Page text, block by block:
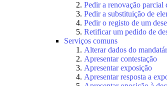
Pedir a renovação parcial
Pedir a substituição de
Pedir o registo de um
Retificar um pedido de
Serviços comuns
Alterar dados do
Apresentar contestação
Apresentar exposição
Apresentar resposta a